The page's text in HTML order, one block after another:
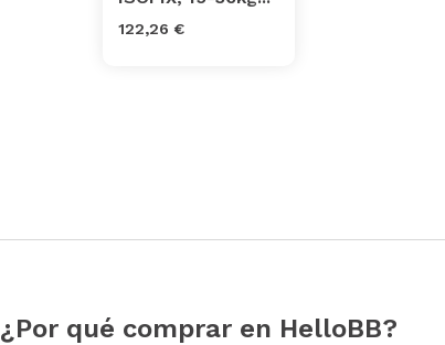
122,26 €
¿Por qué comprar en HelloBB?